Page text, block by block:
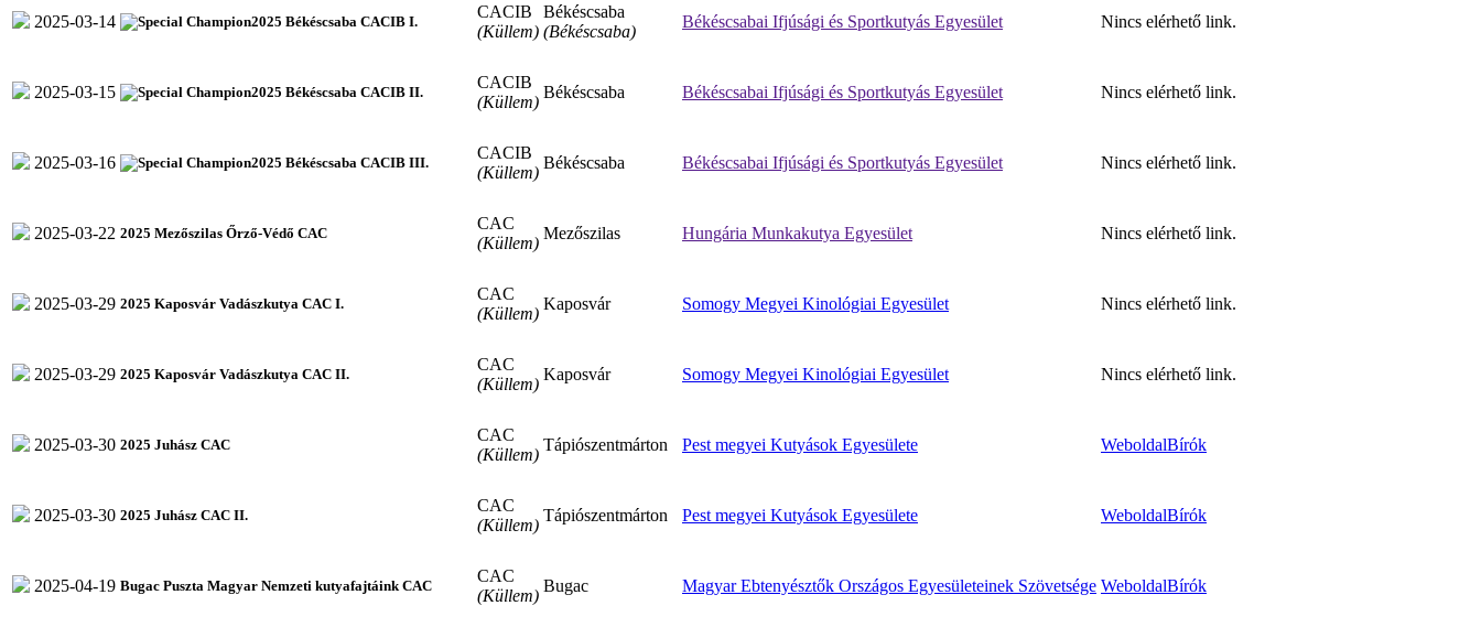
2025-03-14 2025 Békéscsaba CACIB I.
CACIB
(Küllem)
Békéscsaba
(Békéscsaba)
Békéscsabai Ifjúsági és Sportkutyás Egyesület Nincs elérhető link.
2025-03-15 2025 Békéscsaba CACIB II.
CACIB
(Küllem)
Békéscsaba Békéscsabai Ifjúsági és Sportkutyás Egyesület Nincs elérhető link.
2025-03-16 2025 Békéscsaba CACIB III.
CACIB
(Küllem)
Békéscsaba Békéscsabai Ifjúsági és Sportkutyás Egyesület Nincs elérhető link.
2025-03-22 2025 Mezőszilas Őrző-Védő CAC
CAC
(Küllem)
Mezőszilas Hungária Munkakutya Egyesület Nincs elérhető link.
2025-03-29 2025 Kaposvár Vadászkutya CAC I.
CAC
(Küllem)
Kaposvár Somogy Megyei Kinológiai Egyesület Nincs elérhető link.
2025-03-29 2025 Kaposvár Vadászkutya CAC II.
CAC
(Küllem)
Kaposvár Somogy Megyei Kinológiai Egyesület Nincs elérhető link.
2025-03-30 2025 Juhász CAC
CAC
(Küllem)
Tápiószentmárton Pest megyei Kutyások Egyesülete WeboldalBírók
2025-03-30 2025 Juhász CAC II.
CAC
(Küllem)
Tápiószentmárton Pest megyei Kutyások Egyesülete WeboldalBírók
2025-04-19 Bugac Puszta Magyar Nemzeti kutyafajtáink CAC
CAC
(Küllem)
Bugac Magyar Ebtenyésztők Országos Egyesületeinek Szövetsége WeboldalBírók